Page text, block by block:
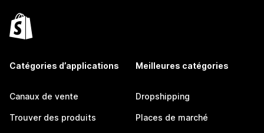
Catégories d’applications
Canaux de vente
Trouver des produits
Meilleures catégories
Dropshipping
Places de marché